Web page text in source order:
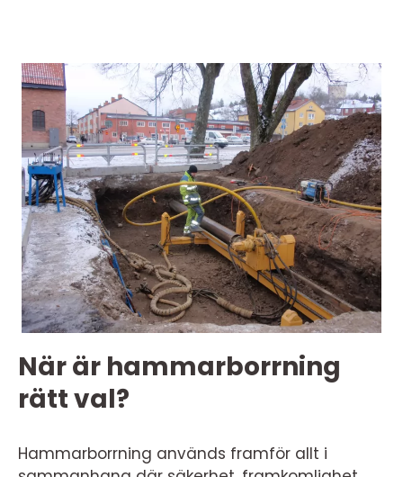
När är hammarborrning
rätt val?
Hammarborrning används framför allt i